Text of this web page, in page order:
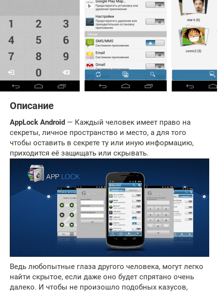
Описание
AppLock Android — Каждый человек имеет право на
секреты, личное пространство и место, а для того
чтобы оставить в секрете ту или иную информацию,
приходится её защищать или скрывать.
Ведь любопытные глаза другого человека, могут легко
найти скрытое, если даже оно будет спрятано очень
далеко. И чтобы не произошло подобных казусов,